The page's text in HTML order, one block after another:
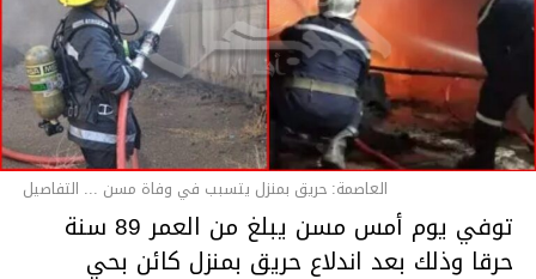
العاصمة: حريق بمنزل يتسبب في وفاة مسن ... التفاصيل
توفي يوم أمس مسن يبلغ من العمر 89 سنة
حرقا وذلك بعد اندلاع حريق بمنزل كائن بحي